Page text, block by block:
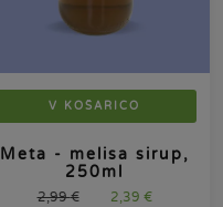
V KOŠARICO
Meta - melisa sirup,
250ml
2,99€ 2,39 €